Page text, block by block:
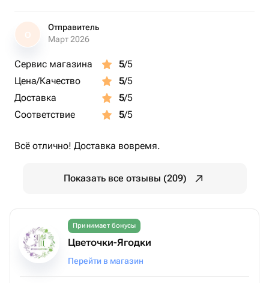
О
Отправитель
Март 2026
Сервис магазина 5/5
Цена/Качество
5/5
Доставка
5/5
Соответствие
5/5
Всё отлично! Доставка вовремя.
Показать все отзывы (209)
Принимает бонусы
Цветочки-Ягодки
Перейти в магазин